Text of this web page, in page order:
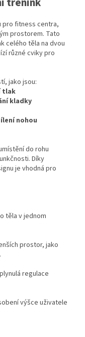
pro fitness centra,
prostorem. Tato
celého těla na dvou
různé cviky pro
jako jsou:
tlak
kladky
nohou
do rohu
Díky
je vhodná pro
těla v jednom
prostor, jako
regulace
výšce uživatele